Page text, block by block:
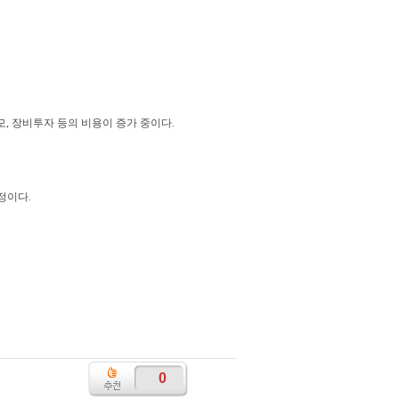
장비투자 등의 비용이 증가 중이다.
이다.
0